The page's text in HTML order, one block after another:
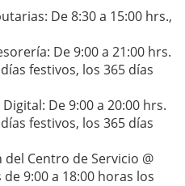
De 8:30 a 15:00 hrs.,
De 9:00 a 21:00 hrs.
festivos, los 365 días
De 9:00 a 20:00 hrs.
festivos, los 365 días
Centro de Servicio @
de 9:00 a 18:00 horas los